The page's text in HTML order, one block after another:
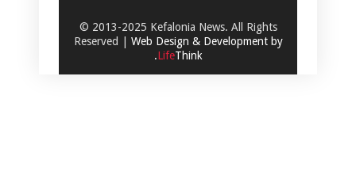
© 2013-2025 Kefalonia News. All Rights
Reserved | Web Design & Development by
.LifeThink